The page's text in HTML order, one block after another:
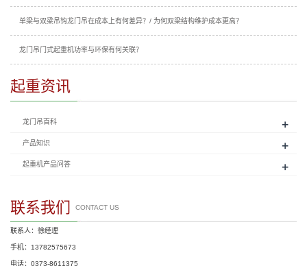
单梁与双梁吊钩龙门吊在成本上有何差异？/ 为何双梁结构维护成本更高？
龙门吊门式起重机功率与环保有何关联？
起重资讯
龙门吊百科 +
产品知识 +
起重机产品问答 +
联系我们 CONTACT US
联系人：徐经理
手机：13782575673
电话：0373-8611375